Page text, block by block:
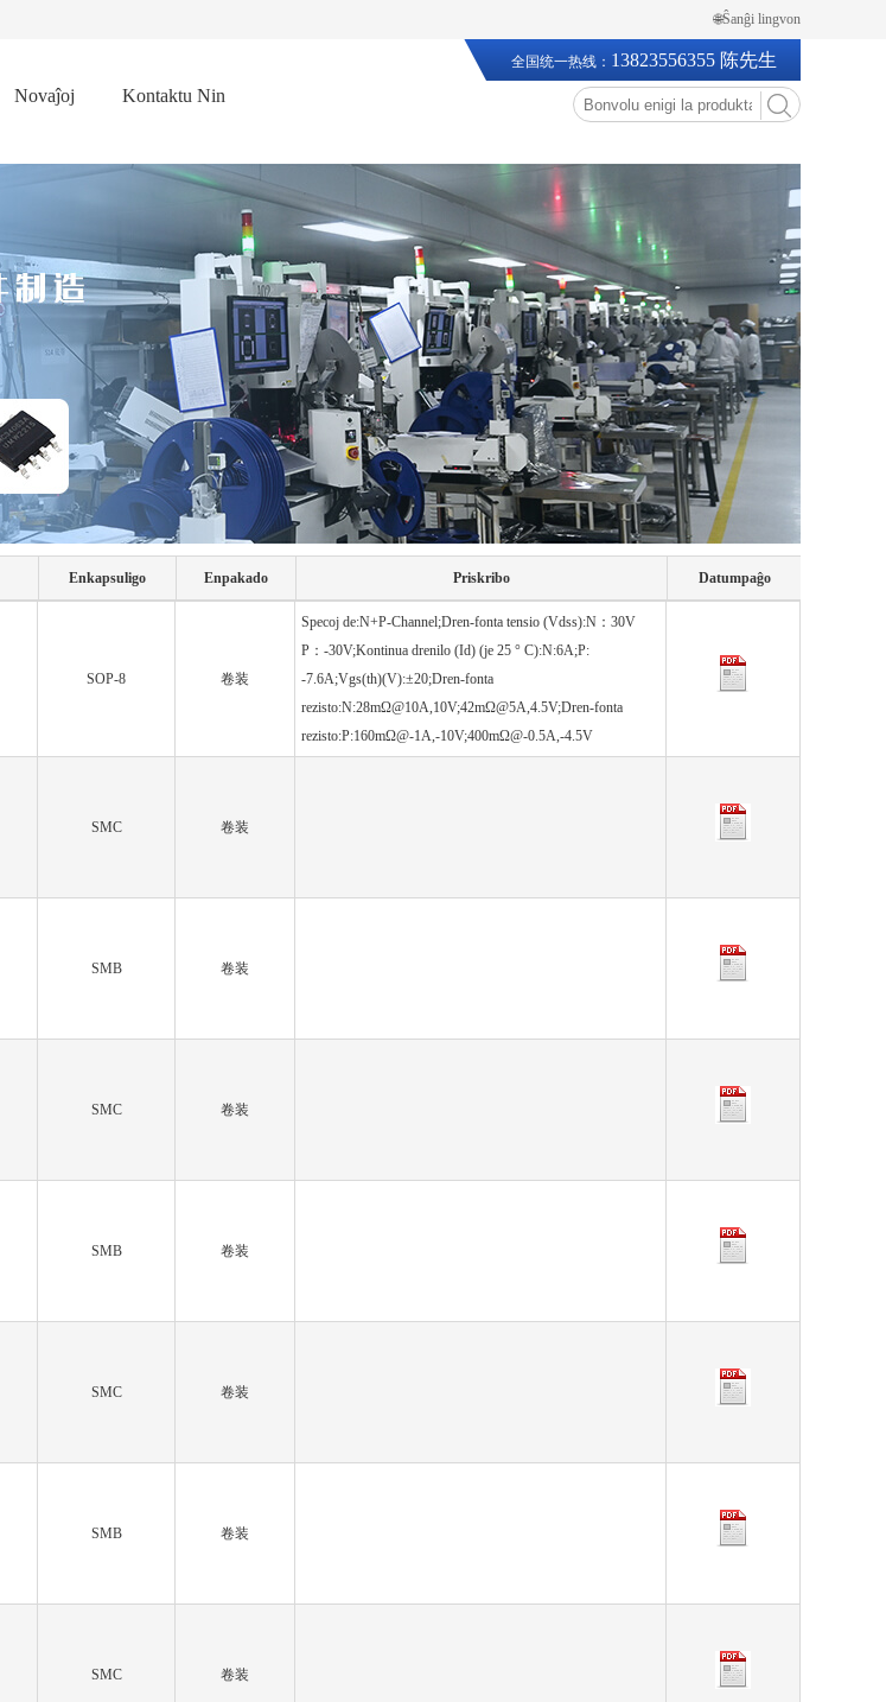
🌐Ŝanĝi lingvon
Novaĵoj Kontaktu Nin
全国统一热线： 13823556355 陈先生
Enkapsuligo Enpakado Priskribo Datumpaĝo
SOP-8 卷装
Specoj de:N+P-Channel;Dren-fonta tensio (Vdss):N：30V
P：-30V;Kontinua drenilo (Id) (je 25 ° C):N:6A;P:
-7.6A;Vgs(th)(V):±20;Dren-fonta
rezisto:N:28mΩ@10A,10V;42mΩ@5A,4.5V;Dren-fonta
rezisto:P:160mΩ@-1A,-10V;400mΩ@-0.5A,-4.5V
SMC 卷装
SMB 卷装
SMC 卷装
SMB 卷装
SMC 卷装
SMB 卷装
SMC 卷装